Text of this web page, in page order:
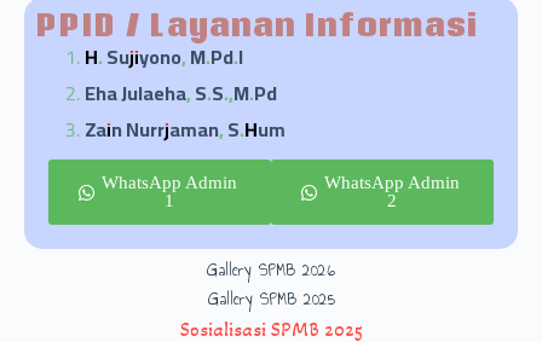
PPID / Layanan Informasi
H. Sujiyono, M.Pd.I
Eha Julaeha, S.S.,M.Pd
Zain Nurrjaman, S.Hum
WhatsApp Admin
1
WhatsApp Admin
2
Gallery SPMB 2026
Gallery SPMB 2025
Sosialisasi SPMB 2025